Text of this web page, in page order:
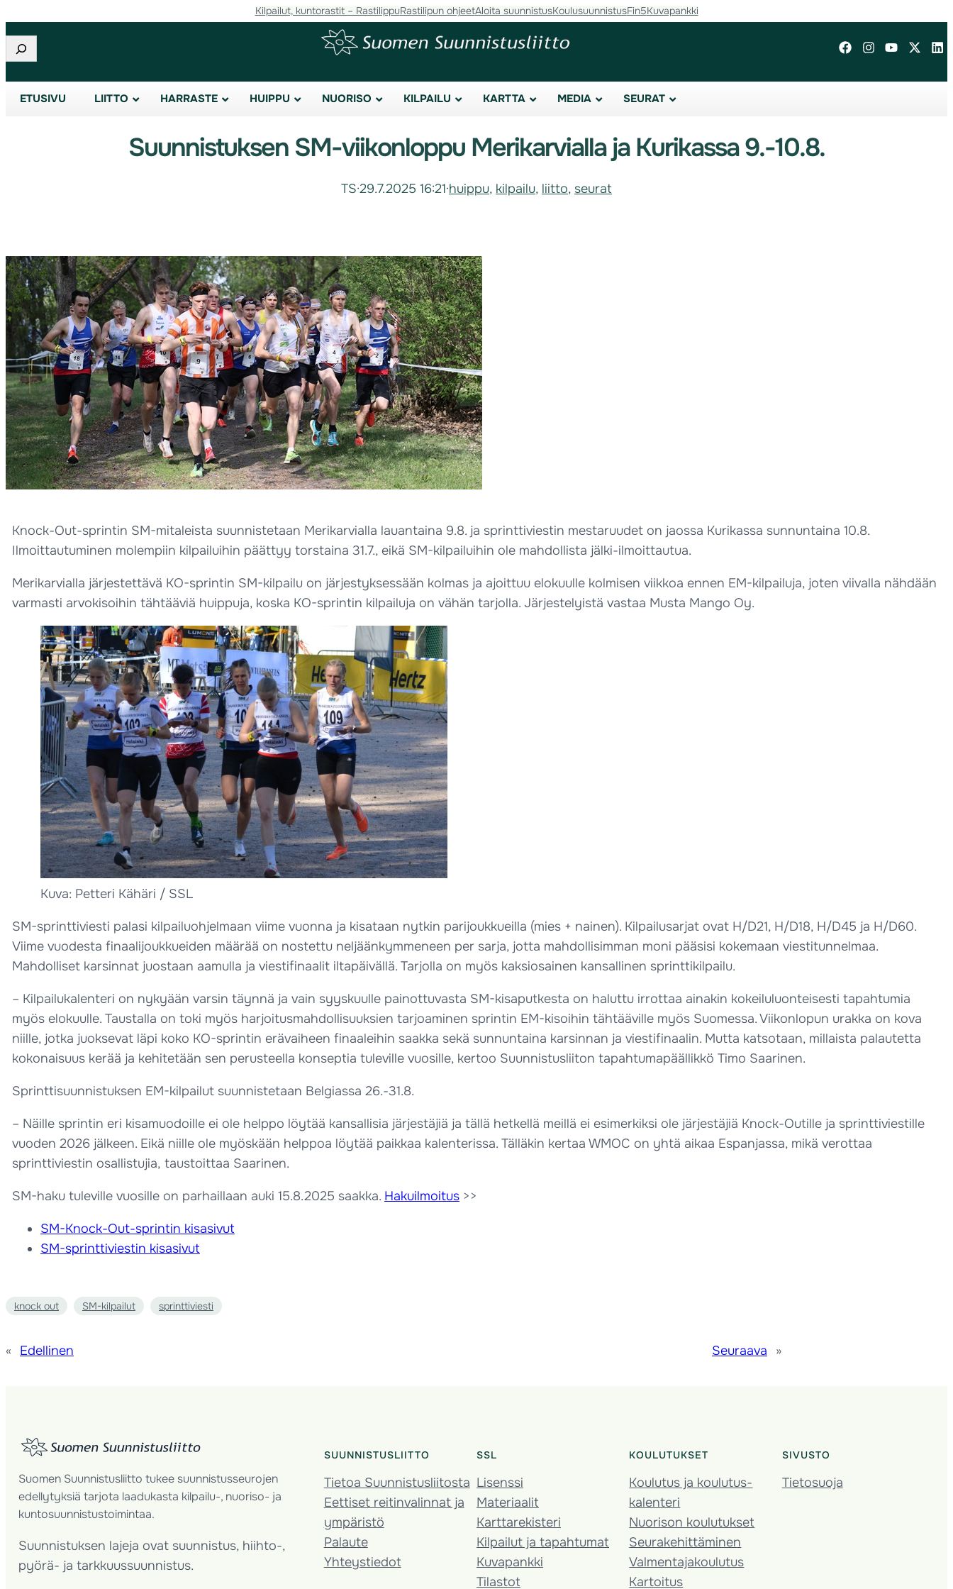
Kilpailut, kuntorastit – RastilippuRastilipun ohjeetAloita suunnistusKoulusuunnistusFin5Kuvapankki
Etsi
ETUSIVU LIITTO HARRASTE HUIPPU NUORISO KILPAILU KARTTA MEDIA SEURAT
Suunnistuksen SM-viikonloppu Merikarvialla ja Kurikassa 9.-10.8.
TS·29.7.2025 16:21·huippu, kilpailu, liitto, seurat
Knock-Out-sprintin SM-mitaleista suunnistetaan Merikarvialla lauantaina 9.8. ja sprinttiviestin mestaruudet on jaossa Kurikassa sunnuntaina 10.8.
Ilmoittautuminen molempiin kilpailuihin päättyy torstaina 31.7., eikä SM-kilpailuihin ole mahdollista jälki-ilmoittautua.
Merikarvialla järjestettävä KO-sprintin SM-kilpailu on järjestyksessään kolmas ja ajoittuu elokuulle kolmisen viikkoa ennen EM-kilpailuja, joten viivalla nähdään
varmasti arvokisoihin tähtääviä huippuja, koska KO-sprintin kilpailuja on vähän tarjolla. Järjestelyistä vastaa Musta Mango Oy.
Kuva: Petteri Kähäri / SSL
SM-sprinttiviesti palasi kilpailuohjelmaan viime vuonna ja kisataan nytkin parijoukkueilla (mies + nainen). Kilpailusarjat ovat H/D21, H/D18, H/D45 ja H/D60.
Viime vuodesta finaalijoukkueiden määrää on nostettu neljäänkymmeneen per sarja, jotta mahdollisimman moni pääsisi kokemaan viestitunnelmaa.
Mahdolliset karsinnat juostaan aamulla ja viestifinaalit iltapäivällä. Tarjolla on myös kaksiosainen kansallinen sprinttikilpailu.
– Kilpailukalenteri on nykyään varsin täynnä ja vain syyskuulle painottuvasta SM-kisaputkesta on haluttu irrottaa ainakin kokeiluluonteisesti tapahtumia
myös elokuulle. Taustalla on toki myös harjoitusmahdollisuuksien tarjoaminen sprintin EM-kisoihin tähtääville myös Suomessa. Viikonlopun urakka on kova
niille, jotka juoksevat läpi koko KO-sprintin erävaiheen finaaleihin saakka sekä sunnuntaina karsinnan ja viestifinaalin. Mutta katsotaan, millaista palautetta
kokonaisuus kerää ja kehitetään sen perusteella konseptia tuleville vuosille, kertoo Suunnistusliiton tapahtumapäällikkö Timo Saarinen.
Sprinttisuunnistuksen EM-kilpailut suunnistetaan Belgiassa 26.-31.8.
– Näille sprintin eri kisamuodoille ei ole helppo löytää kansallisia järjestäjiä ja tällä hetkellä meillä ei esimerkiksi ole järjestäjiä Knock-Outille ja sprinttiviestille
vuoden 2026 jälkeen. Eikä niille ole myöskään helppoa löytää paikkaa kalenterissa. Tälläkin kertaa WMOC on yhtä aikaa Espanjassa, mikä verottaa
sprinttiviestin osallistujia, taustoittaa Saarinen.
SM-haku tuleville vuosille on parhaillaan auki 15.8.2025 saakka. Hakuilmoitus >>
SM-Knock-Out-sprintin kisasivut
SM-sprinttiviestin kisasivut
knock out SM-kilpailut sprinttiviesti
« Edellinen Seuraava »
Suomen Suunnistusliitto tukee suunnistusseurojen
edellytyksiä tarjota laadukasta kilpailu-, nuoriso- ja
kuntosuunnistustoimintaa.
Suunnistuksen lajeja ovat suunnistus, hiihto-,
pyörä- ja tarkkuussuunnistus.
SUUNNISTUSLIITTO
Tietoa Suunnistusliitosta
Eettiset reitinvalinnat ja
ympäristö
Palaute
Yhteystiedot
SSL
Lisenssi
Materiaalit
Karttarekisteri
Kilpailut ja tapahtumat
Kuvapankki
Tilastot
KOULUTUKSET
Koulutus ja koulutus­
kalenteri
Nuorison koulutukset
Seura­kehittäminen
Valmentaja­koulutus
Kartoitus
SIVUSTO
Tietosuoja